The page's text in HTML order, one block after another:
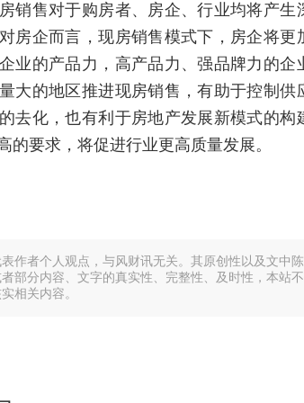
销售对于购房者、房企、行业均将产
房企而言，现房销售模式下，房企将
业的产品力，高产品力、强品牌力的
大的地区推进现房销售，有助于控制
去化，也有利于房地产发展新模式的构
的要求，将促进行业更高质量发展。
作者个人观点，与风财讯无关。其原创性以及文中
部分内容、文字的真实性、完整性、及时性，本站
相关内容。